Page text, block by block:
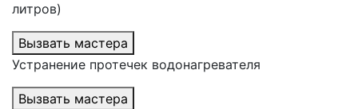
литров)
Вызвать мастера
Устранение протечек водонагревателя
Вызвать мастера